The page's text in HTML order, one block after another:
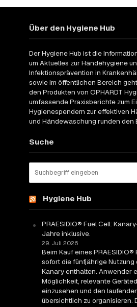
Über den Hygiene Hub
Der Hygiene Hub ist die
um Aktuelles zur Händehygiene
Infektionsprävention in
sowie im öffentlichen Bereich
den Produkten von OPHARDT
umfassende Praxisberichte zum
Hygienespendern zur effektiven
und Händewaschung runden den
Suche
Hygiene Hub
PRAESIDIO® Fuel Cell:
Jahre inklusive.
29. Juli 2026
Beim Kauf eines PRAESIDIO®
sofort die fünfjährige
Kanary enthalten. Anwender
Möglichkeit, relevante
einzusehen und den
übersichtlich zu organisieren.